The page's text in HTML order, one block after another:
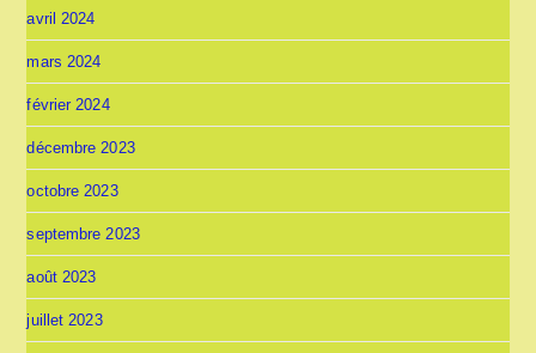
avril 2024
mars 2024
février 2024
décembre 2023
octobre 2023
septembre 2023
août 2023
juillet 2023